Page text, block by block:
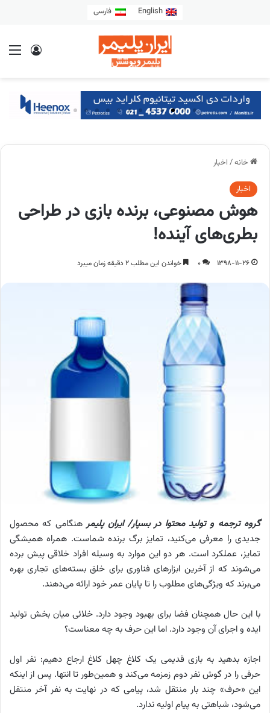
English فارسی
خانه/ اخبار
اخبار
هوش مصنوعی، برنده بازی در طراحی
بطری‌های آینده!
1398-11-26
0 خواندن این مطلب 2 دقیقه زمان میبرد
گروه ترجمه و تولید محتوا در بسپار/ ایران پلیمرهنگامی که محصول
جدیدی را معرفی می‌کنید، تمایز برگ برنده شماست. همراه همیشگی
تمایز، عملکرد است. هر دو این موارد به وسیله افراد خلاقی پیش برده
می‌شوند که از آخرین ابزارهای فناوری برای خلق بسته‌های تجاری بهره
می‌برند که ویژگی‌های مطلوب را تا پایان عمر خود ارائه می‌دهند.
با این حال همچنان فضا برای بهبود وجود دارد. خلائی میان بخش تولید
ایده و اجرای آن وجود دارد. اما این حرف به چه معناست؟
اجازه بدهید به بازی قدیمی یک کلاغ چهل کلاغ ارجاع دهیم: نفر اول
حرفی را در گوش نفر دوم زمزمه می‌کند و همین‌طور تا انتها. پس از اینکه
این «حرف» چند بار منتقل شد، پیامی که در نهایت به نفر آخر منتقل
می‌شود، شباهتی به پیام اولیه ندارد.